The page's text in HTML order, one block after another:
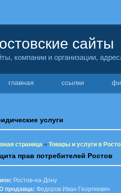
сайты
компании и организации,
главная ссылки
услуги
страница Товары и услуги в
прав потребителей Ростов
Ростов-на-Дону
продавца: Федоров Иван Георгиевич